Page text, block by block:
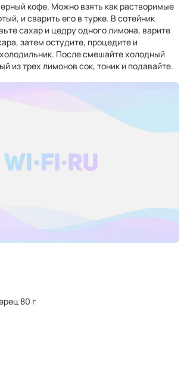
кофе. Можно взять как растворимые
и сварить его в турке. В сотейник
сахар и цедру одного лимона, варите
затем остудите, процедите и
После смешайте холодный
из трех лимонов сок, тоник и подавайте.
80 г